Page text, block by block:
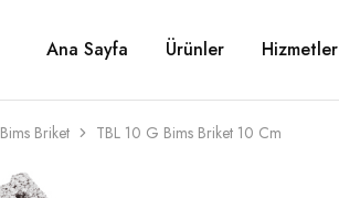
Ana Sayfa Ürünler Hizmetler
Bims Briket TBL 10 G Bims Briket 10 Cm